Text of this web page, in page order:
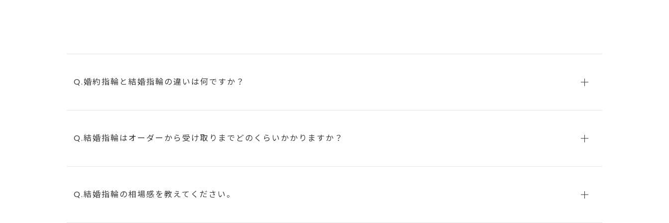
Q.婚約指輪と結婚指輪の違いは何ですか？
Q.結婚指輪はオーダーから受け取りまで どのくらいかかりますか？
Q.結婚指輪の相場感を教えてください。